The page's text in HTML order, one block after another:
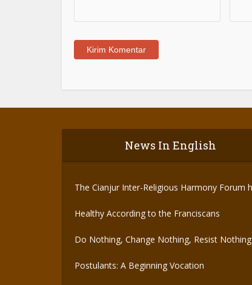
News In English
The Cianjur Inter-Religious Harmony Forum
Healthy According to the Franciscans
Do Nothing, Change Nothing, Resist Nothing
Postulants: A Beginning Vocation